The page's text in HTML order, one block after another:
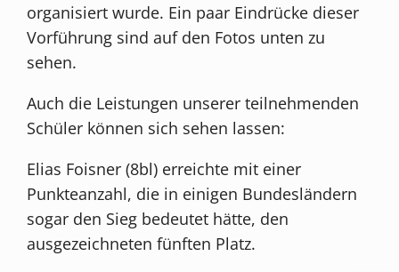
organisiert wurde. Ein paar Eindrücke dieser
Vorführung sind auf den Fotos unten zu
sehen.
Auch die Leistungen unserer teilnehmenden
Schüler können sich sehen lassen:
Elias Foisner (8bl) erreichte mit einer
Punkteanzahl, die in einigen Bundesländern
sogar den Sieg bedeutet hätte, den
ausgezeichneten fünften Platz.